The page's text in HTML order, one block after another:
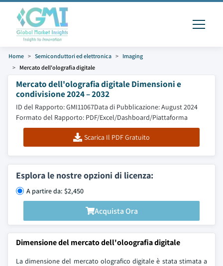
Home Semiconduttori ed elettronica
Imaging
Mercato dell'olografia digitale
Mercato dell'olografia digitale Dimensioni e
condivisione 2024 – 2032
ID del Rapporto: GMI11067Data di Pubblicazione: August 2024
Formato del Rapporto: PDF/Excel/Dashboard/Piattaforma
Scarica Il PDF Gratuito
Esplora le nostre opzioni di licenza:
A partire da: $2,450
Acquista Ora
Dimensione del mercato dell'oloografia digitale
La dimensione del mercato olografico digitale è stata stimata a